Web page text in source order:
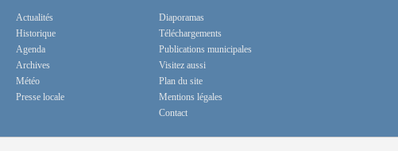
Actualités
Historique
Agenda
Archives
Météo
Presse locale
Diaporamas
Téléchargements
Publications municipales
Visitez aussi
Plan du site
Mentions légales
Contact